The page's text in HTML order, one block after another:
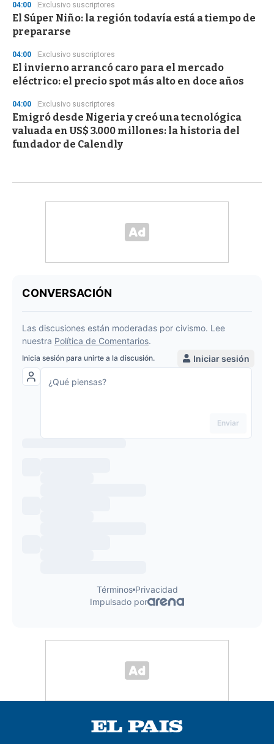
04:00 Exclusivo suscriptores
El Súper Niño: la región todavía está a tiempo de
prepararse
04:00 Exclusivo suscriptores
El invierno arrancó caro para el mercado
eléctrico: el precio spot más alto en doce años
04:00 Exclusivo suscriptores
Emigró desde Nigeria y creó una tecnológica
valuada en US$ 3.000 millones: la historia del
fundador de Calendly